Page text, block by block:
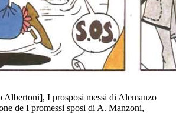
Albertoni], I prosposi messi di Alemanzo
de I promessi sposi di A. Manzoni,